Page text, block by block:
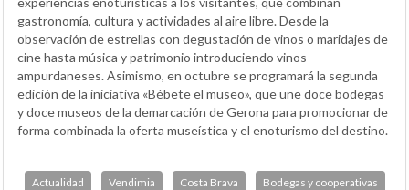
gastronomía, cultura y actividades al aire libre. Desde la
observación de estrellas con degustación de vinos o maridajes de
cine hasta música y patrimonio introduciendo vinos
ampurdaneses. Asimismo, en octubre se programará la segunda
edición de la iniciativa «Bébete el museo», que une doce bodegas
y doce museos de la demarcación de Gerona para promocionar de
forma combinada la oferta museística y el enoturismo del destino.
Actualidad Vendimia Costa Brava Bodegas y cooperativas